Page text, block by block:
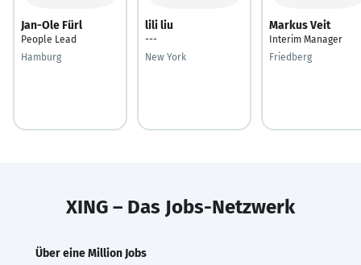
Jan-Ole Fürl
People Lead
Hamburg
lili liu
---
New York
Markus Veit
Interim Manager
Friedberg
XING – Das Jobs-Netzwerk
Über eine Million Jobs